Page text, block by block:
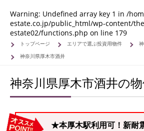
Warning: Undefined array key 1 in /
estate.co.jp/public_html/wp-content/
estate02/functions.php on line 179
トップページ エリアで選ぶ投資用物件
神奈川県厚木市酒井
神奈川県厚木市酒井の
★本厚木駅利用可！新耐